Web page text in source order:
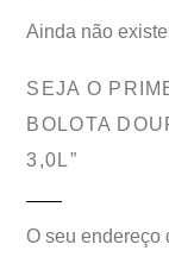
Ainda não
SEJA O
BOLOTA
3,0L”
O seu endereço